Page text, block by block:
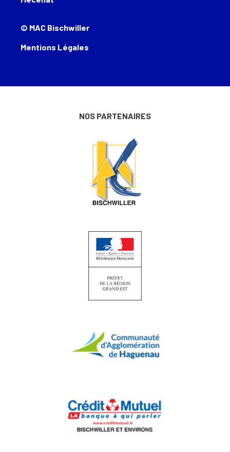
© MAC Bischwiller
Mentions Légales
NOS PARTENAIRES